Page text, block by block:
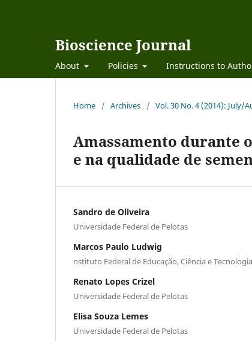
Bioscience Journal
About Policies Instructions to
Home / Archives / Vol. 30 No. 4 (2014): July/
Amassamento durante
e na qualidade de
Sandro de Oliveira
Universidade Federal de Pelotas
Marcos Paulo Ludwig
nstituto Federal de Educação, Ciência e
Renato Lopes Crizel
Universidade Federal de Pelotas
Elisa Souza Lemes
Universidade Federal de Pelotas